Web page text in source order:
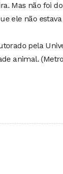
Mas não foi
ele não
pela
animal.